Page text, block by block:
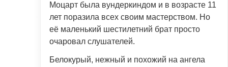
Моцарт была вундеркиндом и в возрасте 11
лет поразила всех своим мастерством. Но
её маленький шестилетний брат просто
очаровал слушателей.
Белокурый, нежный и похожий на ангела